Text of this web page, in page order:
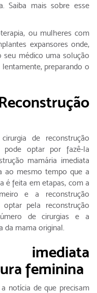
Saiba mais sobre esse
ou mulheres com
expansores onde,
médico uma solução
preparando o
de reconstrução
pode optar por fazê-la
mamária imediata
ao mesmo tempo que a
é feita em etapas, com a
e a reconstrução
pela reconstrução
de cirurgias e a
da mama original.
imediata
feminina
notícia de que precisam